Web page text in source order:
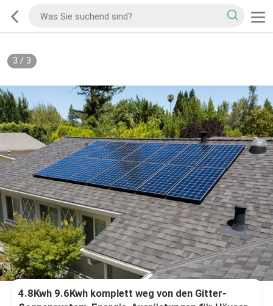
3 / 3
4.8Kwh 9.6Kwh komplett weg von den Gitter-